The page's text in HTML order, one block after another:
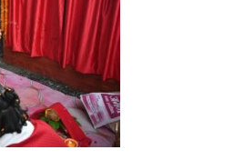
The Day 14 May
2022
The Day 13 May
2022